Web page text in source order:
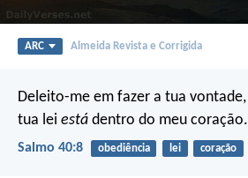
ARC Almeida Revista e Corrigida
Deleito-me em fazer a tua vontade,
tua lei está dentro do meu coração.
Salmo 40:8 obediência lei coração